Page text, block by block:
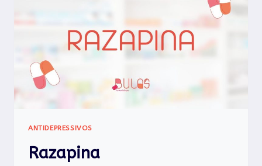
ANTIDEPRESSIVOS
Razapina